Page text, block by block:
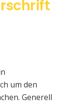
um den
Generell